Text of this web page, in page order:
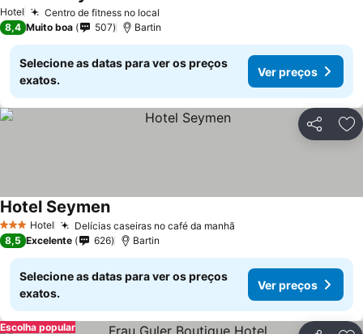
Hotel Centro de fitness no local
8,4 Muito boa 507 Bartin
Selecione as datas para ver os preços
exatos.
Ver preços
Partilhar
3 EstrelasHotel Delícias caseiras no café da manhã
Hotel Seymen
8,5 Excelente 626 Bartin
Selecione as datas para ver os preços
exatos.
Ver preços
Escolha popular